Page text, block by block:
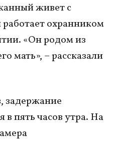
живет с
охранником
«Он родом из
мать», – рассказали
задержание
в пять часов утра. На